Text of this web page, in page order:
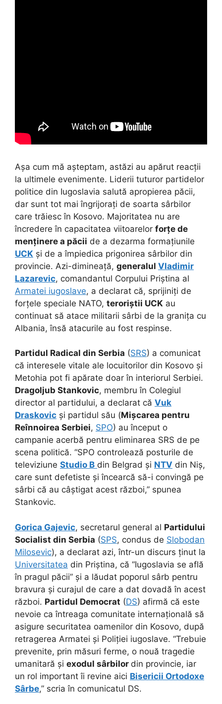
Așa cum mă așteptam, astăzi au apărut reacții
la ultimele evenimente. Liderii tuturor partidelor
politice din Iugoslavia salută apropierea păcii,
dar sunt tot mai îngrijorați de soarta sârbilor
care trăiesc în Kosovo. Majoritatea nu are
încredere în capacitatea viitoarelor forțe de
menținere a păcii de a dezarma formațiunile
UCK și de a împiedica prigonirea sârbilor din
provincie. Azi-dimineață, generalul Vladimir
Lazarevic, comandantul Corpului Priștina al
Armatei iugoslave, a declarat că, sprijiniți de
forțele speciale NATO, teroriștii UCK au
continuat să atace militarii sârbi de la granița cu
Albania, însă atacurile au fost respinse.
Partidul Radical din Serbia (SRS) a comunicat
că interesele vitale ale locuitorilor din Kosovo și
Metohia pot fi apărate doar în interiorul Serbiei.
Dragoljub Stankovic, membru în Colegiul
director al partidului, a declarat că Vuk
Draskovic și partidul său (Mișcarea pentru
Reînnoirea Serbiei, SPO) au început o
campanie acerbă pentru eliminarea SRS de pe
scena politică. “SPO controlează posturile de
televiziune Studio B din Belgrad și NTV din Niș,
care sunt defetiste și încearcă să-i convingă pe
sârbi că au câștigat acest război,” spunea
Stankovic.
Gorica Gajevic, secretarul general al Partidului
Socialist din Serbia (SPS, condus de Slobodan
Milosevic), a declarat azi, într-un discurs ținut la
Universitatea din Priștina, că “Iugoslavia se află
în pragul păcii” și a lăudat poporul sârb pentru
bravura și curajul de care a dat dovadă în acest
război. Partidul Democrat (DS) afirmă că este
nevoie ca întreaga comunitate internațională să
asigure securitatea oamenilor din Kosovo, după
retragerea Armatei și Poliției iugoslave. “Trebuie
prevenite, prin măsuri ferme, o nouă tragedie
umanitară și exodul sârbilor din provincie, iar
un rol important îi revine aici Bisericii Ortodoxe
Sârbe,” scria în comunicatul DS.